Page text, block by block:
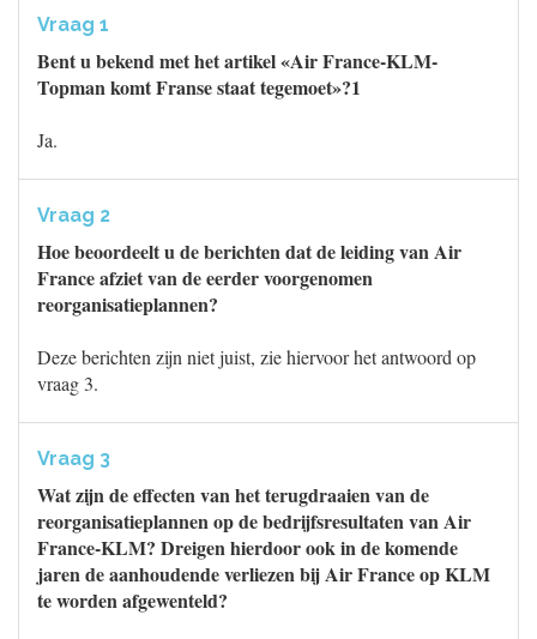
Vraag 1
Bent u bekend met het artikel «Air France-KLM-
Topman komt Franse staat tegemoet»?1
Ja.
Vraag 2
Hoe beoordeelt u de berichten dat de leiding van Air
France afziet van de eerder voorgenomen
reorganisatieplannen?
Deze berichten zijn niet juist, zie hiervoor het antwoord op
vraag 3.
Vraag 3
Wat zijn de effecten van het terugdraaien van de
reorganisatieplannen op de bedrijfsresultaten van Air
France-KLM? Dreigen hierdoor ook in de komende
jaren de aanhoudende verliezen bij Air France op KLM
te worden afgewenteld?